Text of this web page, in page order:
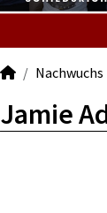
Nachwuchs
Jamie